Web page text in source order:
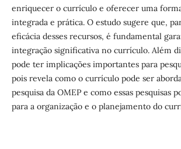
enriquecer o currículo e oferecer uma
integrada e prática. O estudo sugere que,
eficácia desses recursos, é fundamental
integração significativa no currículo. Além
pode ter implicações importantes para
pois revela como o currículo pode ser
pesquisa da OMEP e como essas pesquisas
para a organização e o planejamento do